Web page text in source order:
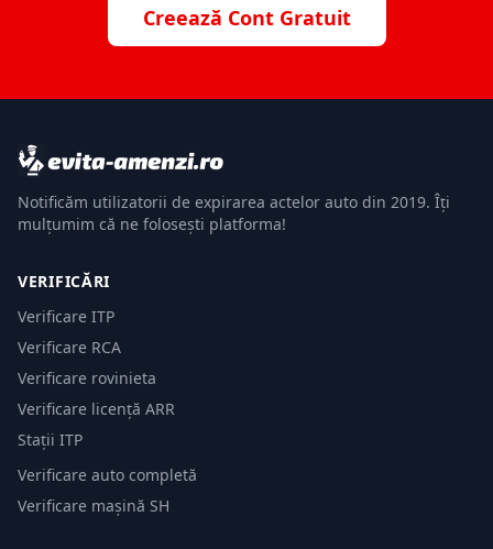
Creează Cont Gratuit
Notificăm utilizatorii de expirarea actelor auto din 2019. Îți
mulțumim că ne folosești platforma!
VERIFICĂRI
Verificare ITP
Verificare RCA
Verificare rovinieta
Verificare licență ARR
Stații ITP
Verificare auto completă
Verificare mașină SH